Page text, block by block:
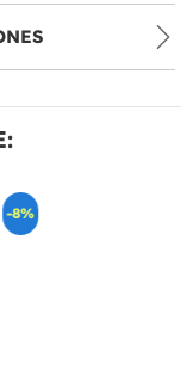
-8%